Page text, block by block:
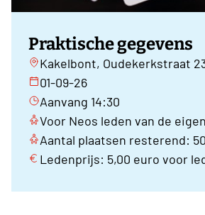
Praktische gegevens
Kakelbont, Oudekerkstraat
01-09-26
Aanvang 14:30
Voor Neos leden van de
Aantal plaatsen resterend: 50
Ledenprijs: 5,00 euro voor